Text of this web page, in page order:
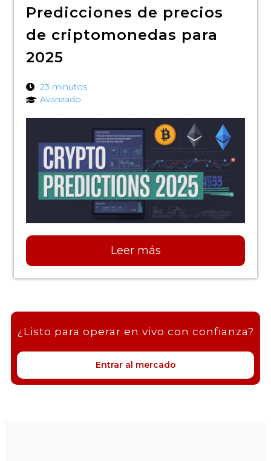
Predicciones de precios
de criptomonedas para
2025
23 minutos
Avanzado
Leer más
¿Listo para operar en vivo con confianza?
Entrar al mercado